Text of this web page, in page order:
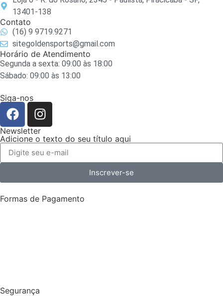
13401-138
Contato
(16) 9 9719.9271
sitegoldensports@gmail.com
Horário de Atendimento
Segunda a sexta: 09:00 às 18:00
Sábado: 09:00 às 13:00
Siga-nos
Newsletter
Adicione o texto do seu título aqui
Inscrever-se
Formas de Pagamento
Segurança